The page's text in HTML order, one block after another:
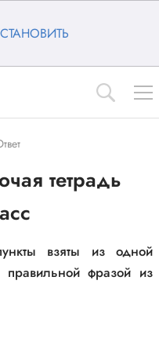
тетрадь
взяты из одной
правильной фразой из